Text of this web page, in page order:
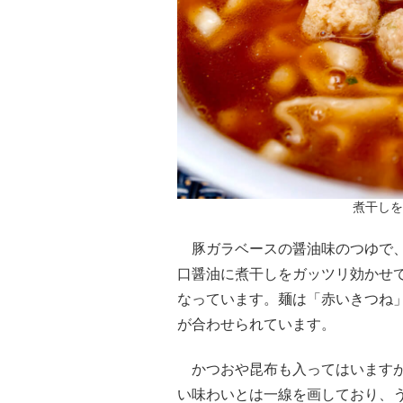
煮干し
豚ガラベースの醤油味のつゆで
口醤油に煮干しをガッツリ効かせ
なっています。麺は「赤いきつね
が合わせられています。
かつおや昆布も入ってはいます
い味わいとは一線を画しており、